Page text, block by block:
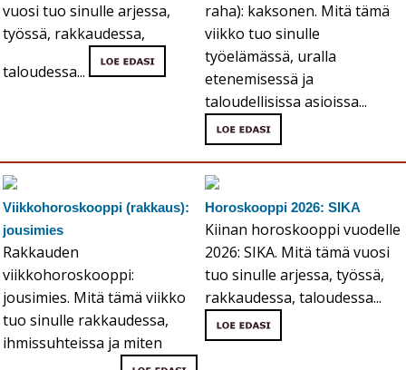
vuosi tuo sinulle arjessa,
työssä, rakkaudessa,
taloudessa...
raha): kaksonen. Mitä tämä
viikko tuo sinulle
työelämässä, uralla
etenemisessä ja
taloudellisissa asioissa...
Viikkohoroskooppi (rakkaus):
jousimies
Rakkauden
viikkohoroskooppi:
jousimies. Mitä tämä viikko
tuo sinulle rakkaudessa,
ihmissuhteissa ja miten
Horoskooppi 2026: SIKA
Kiinan horoskooppi vuodelle
2026: SIKA. Mitä tämä vuosi
tuo sinulle arjessa, työssä,
rakkaudessa, taloudessa...